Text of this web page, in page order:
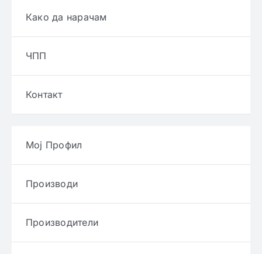
Како да нарачам
ЧПП
Контакт
Мој Профил
Производи
Производители